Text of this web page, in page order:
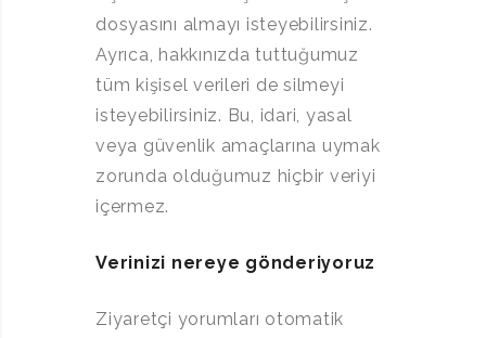
dosyasını almayı isteyebilirsiniz.
Ayrıca, hakkınızda tuttuğumuz
tüm kişisel verileri de silmeyi
isteyebilirsiniz. Bu, idari, yasal
veya güvenlik amaçlarına uymak
zorunda olduğumuz hiçbir veriyi
içermez.
Verinizi nereye gönderiyoruz
Ziyaretçi yorumları otomatik